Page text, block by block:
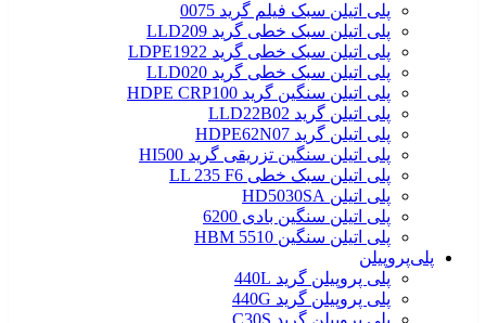
پلی اتیلن سبک فیلم گرید 0075
پلی اتیلن سبک خطی گرید LLD209
پلی اتیلن سبک خطی گرید LDPE1922
پلی اتیلن سبک خطی گرید LLD020
پلی اتیلن سنگین گرید HDPE CRP100
پلی اتیلن گرید LLD22B02
پلی اتیلن گرید HDPE62N07
پلی اتیلن سنگین تزریقی گرید HI500
پلی اتیلن سبک خطی LL 235 F6
پلی اتیلن HD5030SA
پلی اتیلن سنگین بادی 6200
پلی اتیلن سنگین HBM 5510
پلی‌پروپیلن
پلی پروپیلن گرید 440L
پلی پروپیلن گرید 440G
پلی پروپیلن گرید C30S